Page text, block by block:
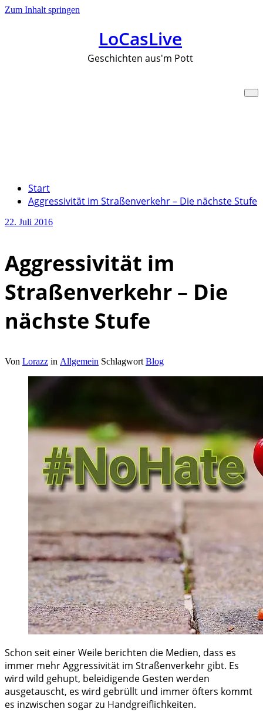
Zum Inhalt springen
LoCasLive
Geschichten aus'm Pott
Start
Aggressivität im Straßenverkehr – Die nächste Stufe
22. Juli 2016
Aggressivität im
Straßenverkehr – Die
nächste Stufe
Von Lorazz in Allgemein Schlagwort Blog
Schon seit einer Weile berichten die Medien, dass es
immer mehr Aggressivität im Straßenverkehr gibt. Es
wird wild gehupt, beleidigende Gesten werden
ausgetauscht, es wird gebrüllt und immer öfters kommt
es inzwischen sogar zu Handgreiflichkeiten.